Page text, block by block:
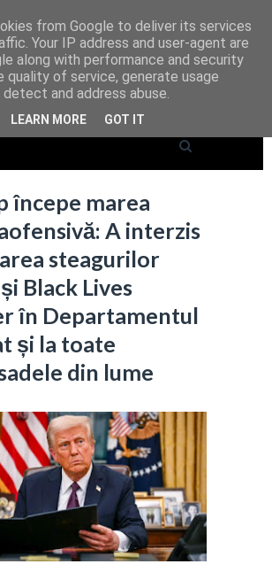
începe marea
A interzis
steagurilor
Black Lives
în Departamentul
și la toate
din lume
from Google to deliver its services
Your IP address and user-agent are
along with performance and security
quality of service, generate usage
and address abuse.
LEARN MORE GOT IT